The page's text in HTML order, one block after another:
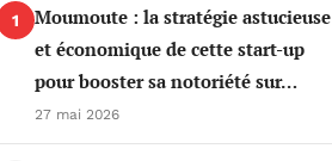
1
Moumoute : la stratégie astucieuse
et économique de cette start-up
pour booster sa notoriété sur…
27 mai 2026